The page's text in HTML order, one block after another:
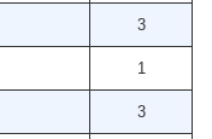
3
1
3